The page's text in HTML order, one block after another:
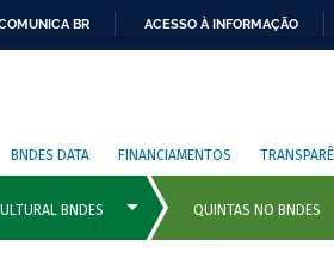
BR ACESSO À INFORMAÇÃO
BNDES DATA FINANCIAMENTOS